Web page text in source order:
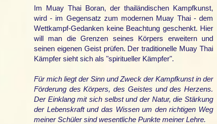
Im Muay Thai Boran, der thailändischen Kampfkunst,
wird - im Gegensatz zum modernen Muay Thai - dem
Wettkampf-Gedanken keine Beachtung geschenkt. Hier
will man die Grenzen seines Körpers erweitern und
seinen eigenen Geist prüfen. Der traditionelle Muay Thai
Kämpfer sieht sich als "spiritueller Kämpfer".
Für mich liegt der Sinn und Zweck der Kampfkunst in der
Förderung des Körpers, des Geistes und des Herzens.
Der Einklang mit sich selbst und der Natur, die Stärkung
der Lebenskraft und das Wissen um den richtigen Weg
meiner Schüler sind wesentliche Punkte meiner Lehre.